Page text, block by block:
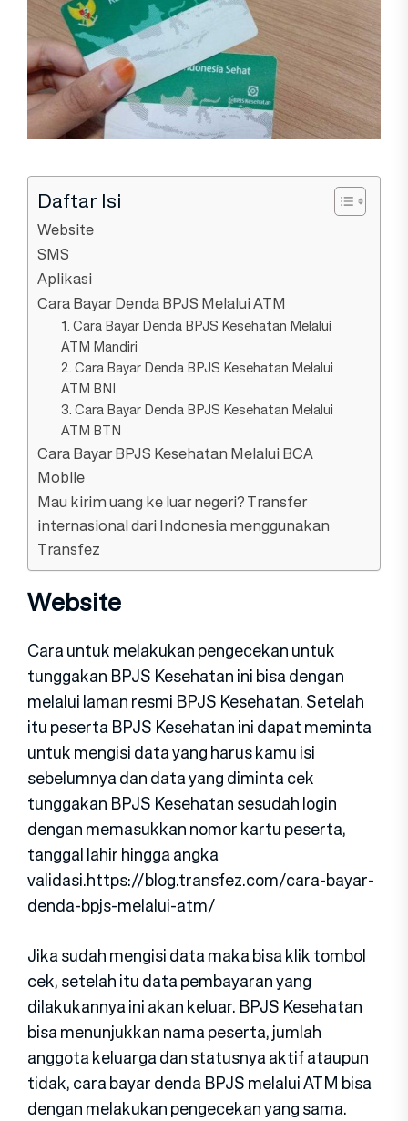
Daftar Isi
Website
SMS
Aplikasi
Cara Bayar Denda BPJS Melalui ATM
1. Cara Bayar Denda BPJS Kesehatan Melalui
ATM Mandiri
2. Cara Bayar Denda BPJS Kesehatan Melalui
ATM BNI
3. Cara Bayar Denda BPJS Kesehatan Melalui
ATM BTN
Cara Bayar BPJS Kesehatan Melalui BCA
Mobile
Mau kirim uang ke luar negeri? Transfer
internasional dari Indonesia menggunakan
Transfez
Website
Cara untuk melakukan pengecekan untuk
tunggakan BPJS Kesehatan ini bisa dengan
melalui laman resmi BPJS Kesehatan. Setelah
itu peserta BPJS Kesehatan ini dapat meminta
untuk mengisi data yang harus kamu isi
sebelumnya dan data yang diminta cek
tunggakan BPJS Kesehatan sesudah login
dengan memasukkan nomor kartu peserta,
tanggal lahir hingga angka
validasi.https://blog.transfez.com/cara-bayar-
denda-bpjs-melalui-atm/
Jika sudah mengisi data maka bisa klik tombol
cek, setelah itu data pembayaran yang
dilakukannya ini akan keluar. BPJS Kesehatan
bisa menunjukkan nama peserta, jumlah
anggota keluarga dan statusnya aktif ataupun
tidak, cara bayar denda BPJS melalui ATM bisa
dengan melakukan pengecekan yang sama.